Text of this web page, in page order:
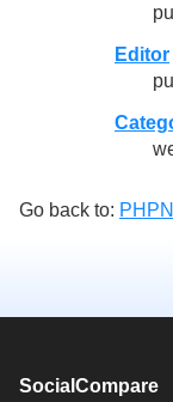
Editor
Go back to:
SocialCompare